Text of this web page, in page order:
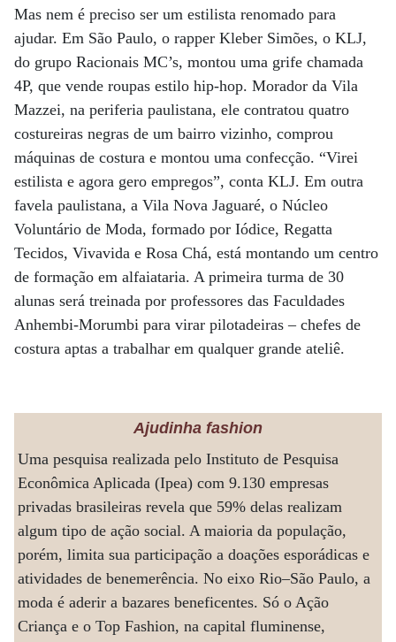
Mas nem é preciso ser um estilista renomado para
ajudar. Em São Paulo, o rapper Kleber Simões, o KLJ,
do grupo Racionais MC’s, montou uma grife chamada
4P, que vende roupas estilo hip-hop. Morador da Vila
Mazzei, na periferia paulistana, ele contratou quatro
costureiras negras de um bairro vizinho, comprou
máquinas de costura e montou uma confecção. “Virei
estilista e agora gero empregos”, conta KLJ. Em outra
favela paulistana, a Vila Nova Jaguaré, o Núcleo
Voluntário de Moda, formado por Iódice, Regatta
Tecidos, Vivavida e Rosa Chá, está montando um centro
de formação em alfaiataria. A primeira turma de 30
alunas será treinada por professores das Faculdades
Anhembi-Morumbi para virar pilotadeiras – chefes de
costura aptas a trabalhar em qualquer grande ateliê.
Ajudinha fashion
Uma pesquisa realizada pelo Instituto de Pesquisa
Econômica Aplicada (Ipea) com 9.130 empresas
privadas brasileiras revela que 59% delas realizam
algum tipo de ação social. A maioria da população,
porém, limita sua participação a doações esporádicas e
atividades de benemerência. No eixo Rio–São Paulo, a
moda é aderir a bazares beneficentes. Só o Ação
Criança e o Top Fashion, na capital fluminense,